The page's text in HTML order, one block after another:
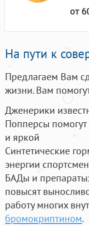
от
На пути к
Предлагаем Вам
жизни. Вам
Дженерики
Попперсы
и яркой
Синтетические
энергии
БАДы и препараты:
повысят
работу многих
бромокриптином.